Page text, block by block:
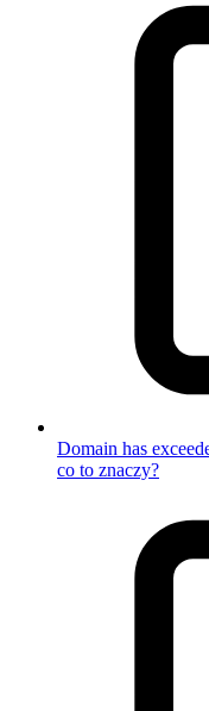
Domain has
co to znaczy?